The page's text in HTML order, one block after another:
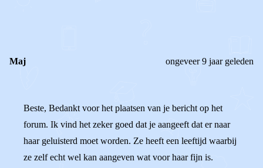
Maj ongeveer 9 jaar geleden
Beste, Bedankt voor het plaatsen van je bericht op het
forum. Ik vind het zeker goed dat je aangeeft dat er naar
haar geluisterd moet worden. Ze heeft een leeftijd waarbij
ze zelf echt wel kan aangeven wat voor haar fijn is.